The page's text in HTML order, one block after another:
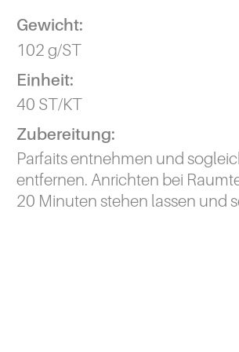
Gewicht:
102 g/ST
Einheit:
40 ST/KT
Zubereitung:
Parfaits entnehmen und
entfernen. Anrichten bei
20 Minuten stehen lassen und